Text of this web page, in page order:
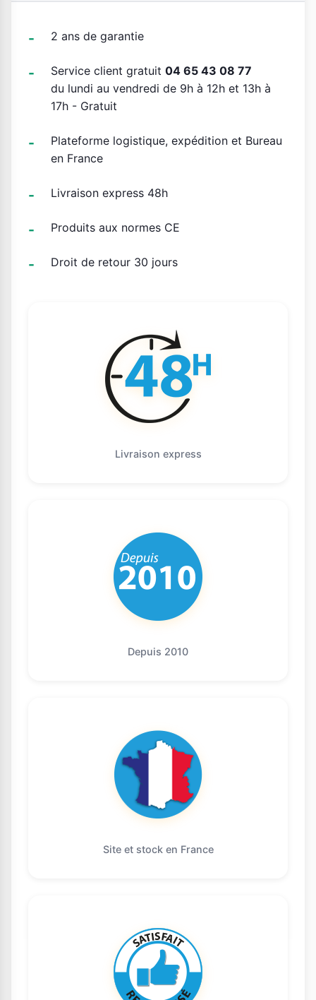
2 ans de garantie
Service client gratuit 04 65 43 08 77
du lundi au vendredi de 9h à 12h et 13h à
17h - Gratuit
Plateforme logistique, expédition et Bureau
en France
Livraison express 48h
Produits aux normes CE
Droit de retour 30 jours
Livraison express
Depuis 2010
Site et stock en France